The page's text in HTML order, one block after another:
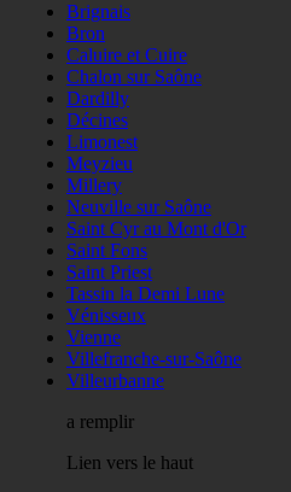
Brignais
Bron
Caluire et Cuire
Chalon sur Saône
Dardilly
Décines
Limonest
Meyzieu
Millery
Neuville sur Saône
Saint Cyr au Mont d'Or
Saint Fons
Saint Priest
Tassin la Demi Lune
Vénisseux
Vienne
Villefranche-sur-Saône
Villeurbanne
a remplir
Lien vers le haut